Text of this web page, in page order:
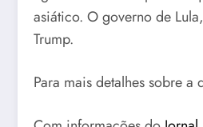
asiático. O governo de
Trump.
Para mais detalhes sobre